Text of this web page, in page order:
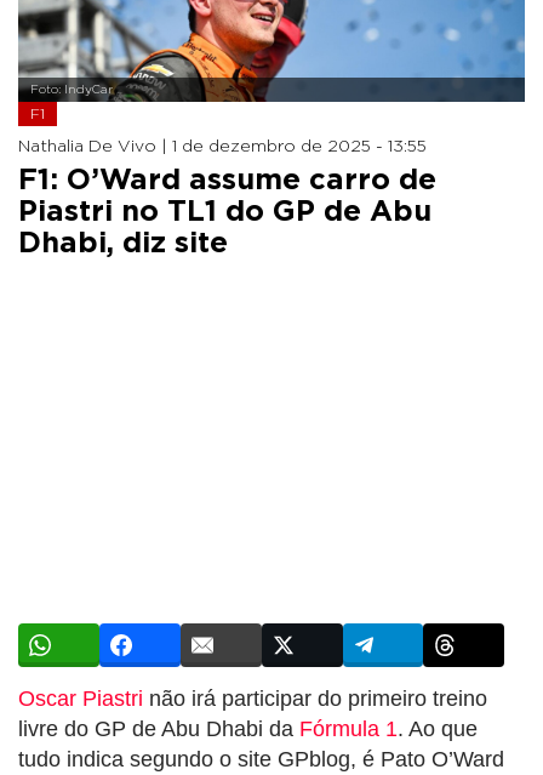
Foto: IndyCar
F1
Nathalia De Vivo | 1 de dezembro de 2025 - 13:55
F1: O’Ward assume carro de
Piastri no TL1 do GP de Abu
Dhabi, diz site
Oscar Piastri não irá participar do primeiro treino
livre do GP de Abu Dhabi da Fórmula 1. Ao que
tudo indica segundo o site GPblog, é Pato O’Ward